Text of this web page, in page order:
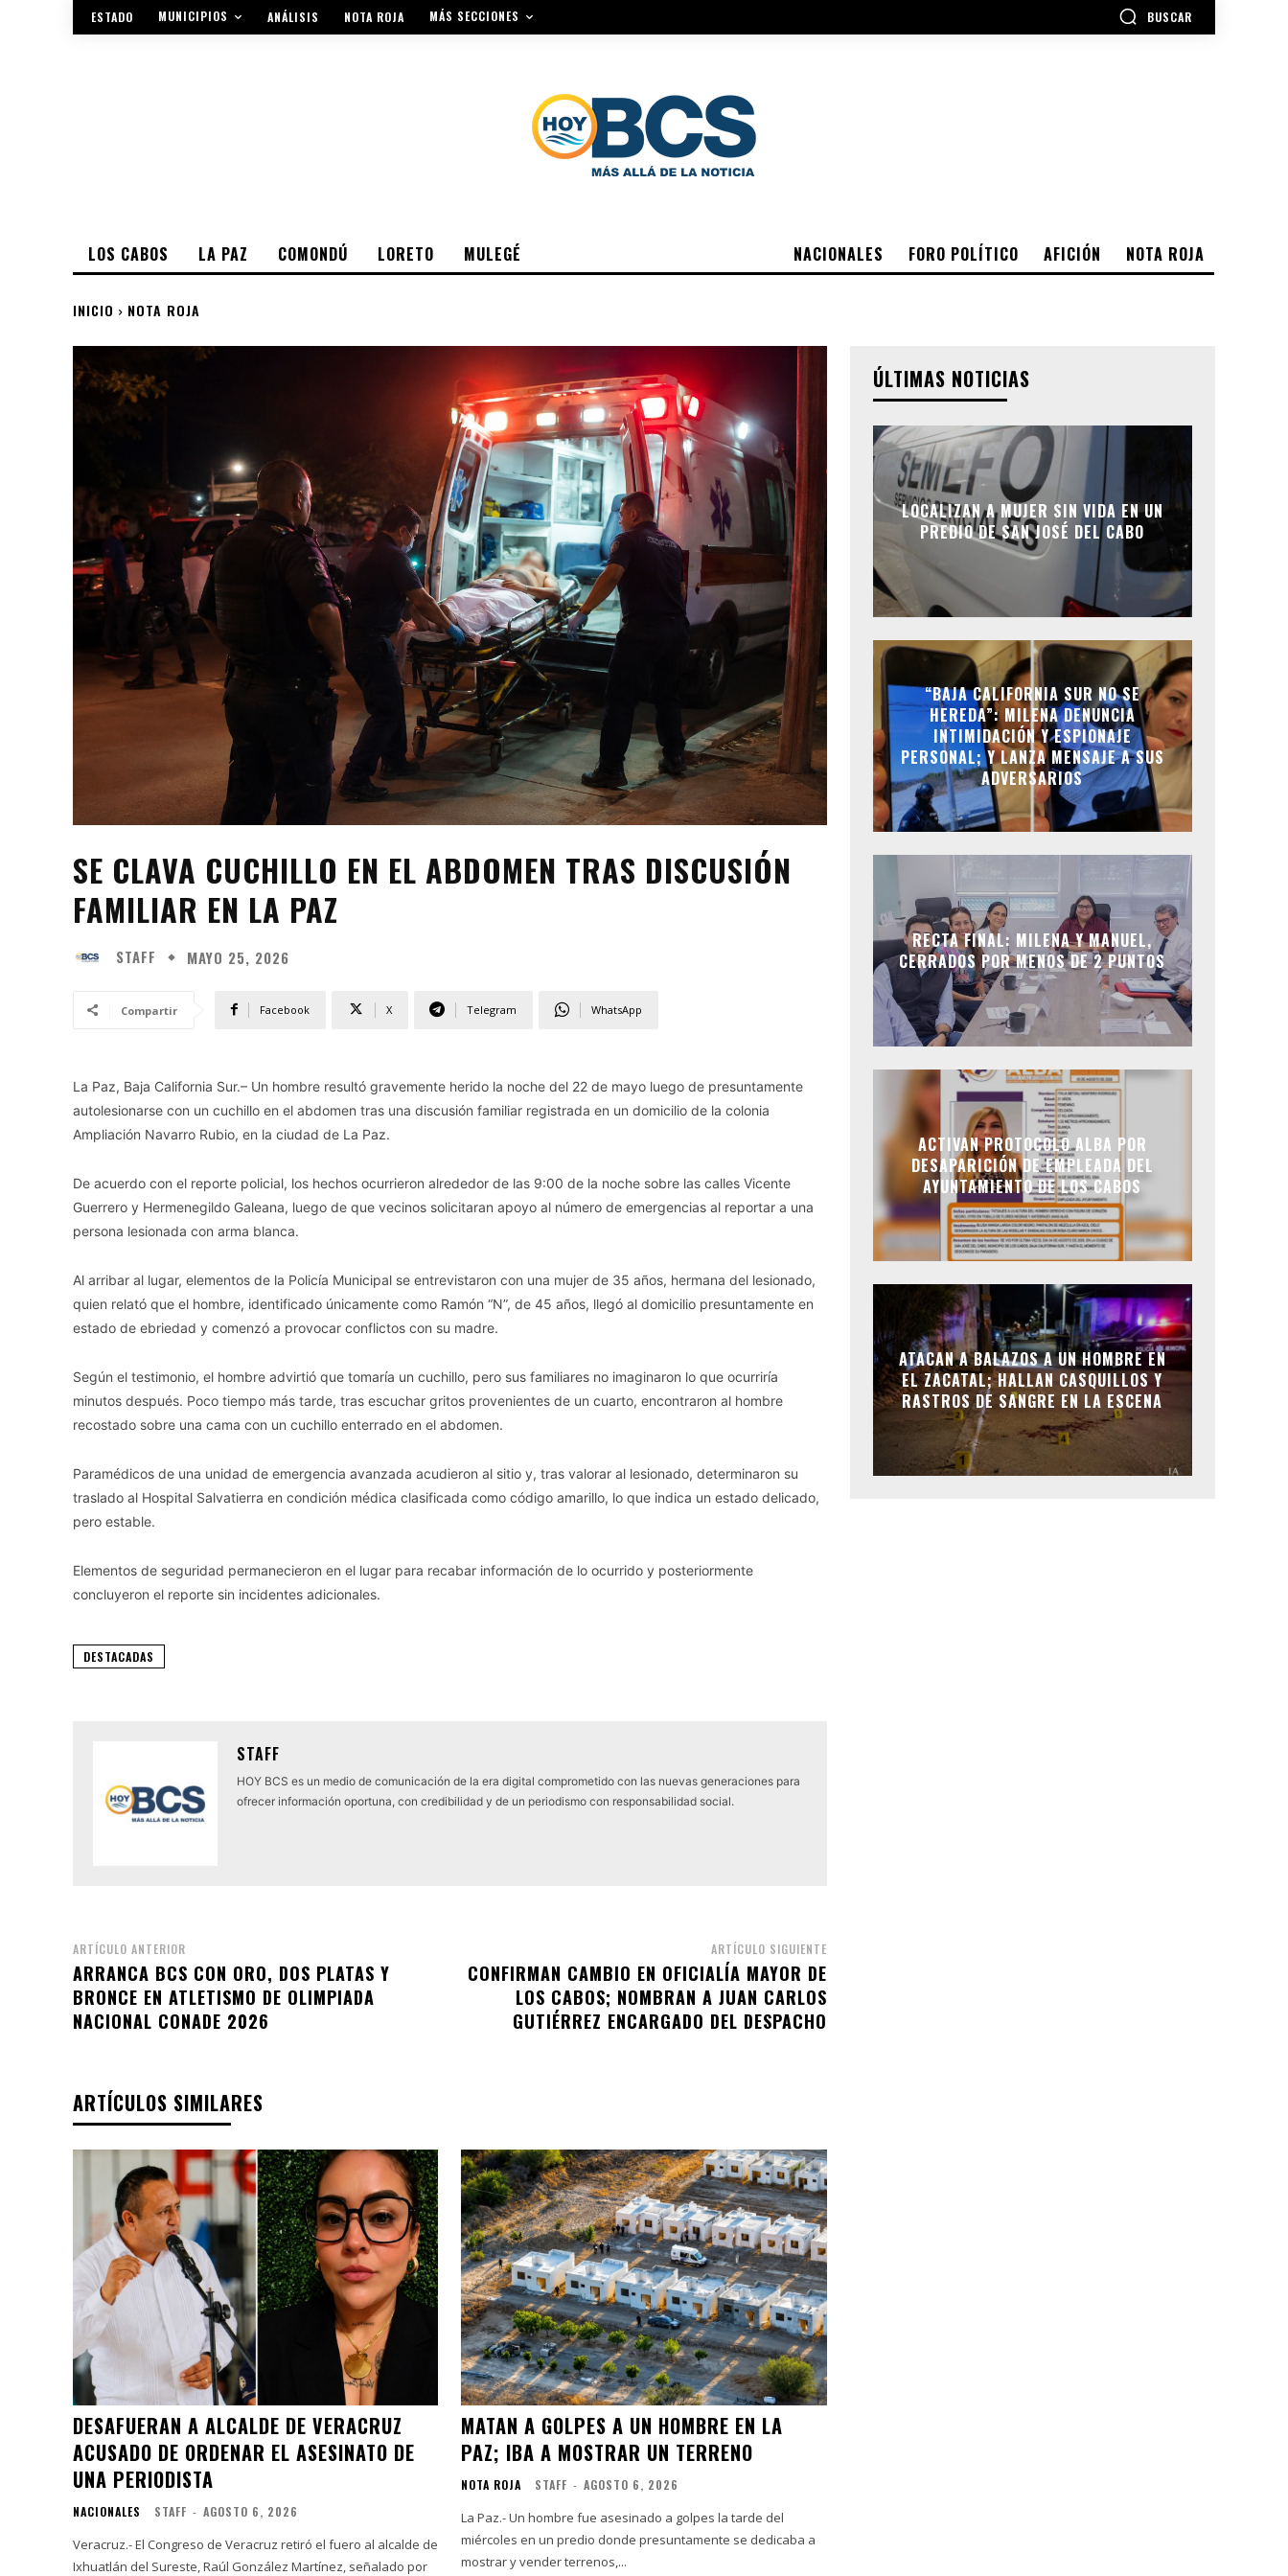
ESTADO MUNICIPIOS ANÁLISIS NOTA ROJA MÁS SECCIONES BUSCAR
NACIONALES FORO POLÍTICO AFICIÓN NOTA ROJA
LOS CABOS LA PAZ COMONDÚ LORETO MULEGÉ
INICIO NOTA ROJA
SE CLAVA CUCHILLO EN EL ABDOMEN TRAS DISCUSIÓN
FAMILIAR EN LA PAZ
STAFF MAYO 25, 2026
Compartir Facebook X Telegram WhatsApp
La Paz, Baja California Sur.– Un hombre resultó gravemente herido la noche del 22 de mayo luego de presuntamente
autolesionarse con un cuchillo en el abdomen tras una discusión familiar registrada en un domicilio de la colonia
Ampliación Navarro Rubio, en la ciudad de La Paz.
De acuerdo con el reporte policial, los hechos ocurrieron alrededor de las 9:00 de la noche sobre las calles Vicente
Guerrero y Hermenegildo Galeana, luego de que vecinos solicitaran apoyo al número de emergencias al reportar a una
persona lesionada con arma blanca.
Al arribar al lugar, elementos de la Policía Municipal se entrevistaron con una mujer de 35 años, hermana del lesionado,
quien relató que el hombre, identificado únicamente como Ramón “N”, de 45 años, llegó al domicilio presuntamente en
estado de ebriedad y comenzó a provocar conflictos con su madre.
Según el testimonio, el hombre advirtió que tomaría un cuchillo, pero sus familiares no imaginaron lo que ocurriría
minutos después. Poco tiempo más tarde, tras escuchar gritos provenientes de un cuarto, encontraron al hombre
recostado sobre una cama con un cuchillo enterrado en el abdomen.
Paramédicos de una unidad de emergencia avanzada acudieron al sitio y, tras valorar al lesionado, determinaron su
traslado al Hospital Salvatierra en condición médica clasificada como código amarillo, lo que indica un estado delicado,
pero estable.
Elementos de seguridad permanecieron en el lugar para recabar información de lo ocurrido y posteriormente
concluyeron el reporte sin incidentes adicionales.
DESTACADAS
STAFF
HOY BCS es un medio de comunicación de la era digital comprometido con las nuevas generaciones para
ofrecer información oportuna, con credibilidad y de un periodismo con responsabilidad social.
ARTÍCULO ANTERIOR
ARRANCA BCS CON ORO, DOS PLATAS Y
BRONCE EN ATLETISMO DE OLIMPIADA
NACIONAL CONADE 2026
ARTÍCULO SIGUIENTE
CONFIRMAN CAMBIO EN OFICIALÍA MAYOR DE
LOS CABOS; NOMBRAN A JUAN CARLOS
GUTIÉRREZ ENCARGADO DEL DESPACHO
ARTÍCULOS SIMILARES
DESAFUERAN A ALCALDE DE VERACRUZ
ACUSADO DE ORDENAR EL ASESINATO DE
UNA PERIODISTA
NACIONALES STAFF - AGOSTO 6, 2026
Veracruz.- El Congreso de Veracruz retiró el fuero al alcalde de
Ixhuatlán del Sureste, Raúl González Martínez, señalado por
MATAN A GOLPES A UN HOMBRE EN LA
PAZ; IBA A MOSTRAR UN TERRENO
NOTA ROJA STAFF - AGOSTO 6, 2026
La Paz.- Un hombre fue asesinado a golpes la tarde del
miércoles en un predio donde presuntamente se dedicaba a
mostrar y vender terrenos,...
ÚLTIMAS NOTICIAS
LOCALIZAN A MUJER SIN VIDA EN UN
PREDIO DE SAN JOSÉ DEL CABO
“BAJA CALIFORNIA SUR NO SE
HEREDA”: MILENA DENUNCIA
INTIMIDACIÓN Y ESPIONAJE
PERSONAL; Y LANZA MENSAJE A SUS
ADVERSARIOS
RECTA FINAL: MILENA Y MANUEL,
CERRADOS POR MENOS DE 2 PUNTOS
ACTIVAN PROTOCOLO ALBA POR
DESAPARICIÓN DE EMPLEADA DEL
AYUNTAMIENTO DE LOS CABOS
ATACAN A BALAZOS A UN HOMBRE EN
EL ZACATAL; HALLAN CASQUILLOS Y
RASTROS DE SANGRE EN LA ESCENA